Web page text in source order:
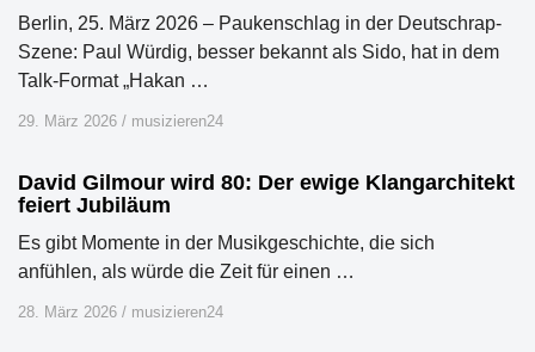
Berlin, 25. März 2026 – Paukenschlag in der Deutschrap-
Szene: Paul Würdig, besser bekannt als Sido, hat in dem
Talk-Format „Hakan …
29. März 2026 / musizieren24
David Gilmour wird 80: Der ewige Klangarchitekt
feiert Jubiläum
Es gibt Momente in der Musikgeschichte, die sich
anfühlen, als würde die Zeit für einen …
28. März 2026 / musizieren24